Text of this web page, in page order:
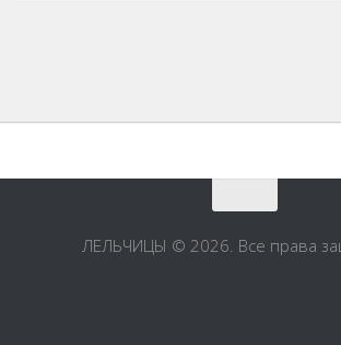
ЛЕЛЬЧИЦЫ © 2026. Все права